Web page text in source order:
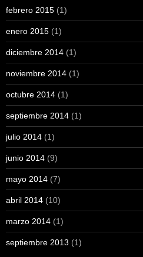
febrero 2015 (1)
enero 2015 (1)
diciembre 2014 (1)
noviembre 2014 (1)
octubre 2014 (1)
septiembre 2014 (1)
julio 2014 (1)
junio 2014 (9)
mayo 2014 (7)
abril 2014 (10)
marzo 2014 (1)
septiembre 2013 (1)